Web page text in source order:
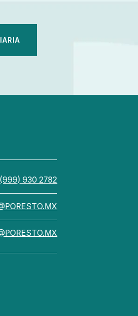
930 2782